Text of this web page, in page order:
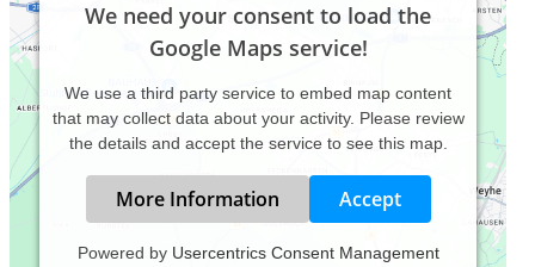
We need your consent to load the
Google Maps service!
We use a third party service to embed map content
that may collect data about your activity. Please review
the details and accept the service to see this map.
More Information Accept
Powered by Usercentrics Consent Management